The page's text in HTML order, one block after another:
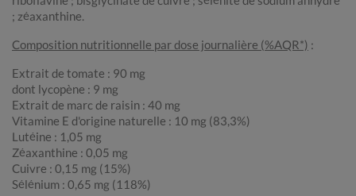
; zéaxanthine.
Composition nutritionnelle par dose journalière (%AQR*) :
Extrait de tomate : 90 mg
dont lycopène : 9 mg
Extrait de marc de raisin : 40 mg
Vitamine E d'origine naturelle : 10 mg (83,3%)
Lutéine : 1,05 mg
Zéaxanthine : 0,05 mg
Cuivre : 0,15 mg (15%)
Sélénium : 0,65 mg (118%)